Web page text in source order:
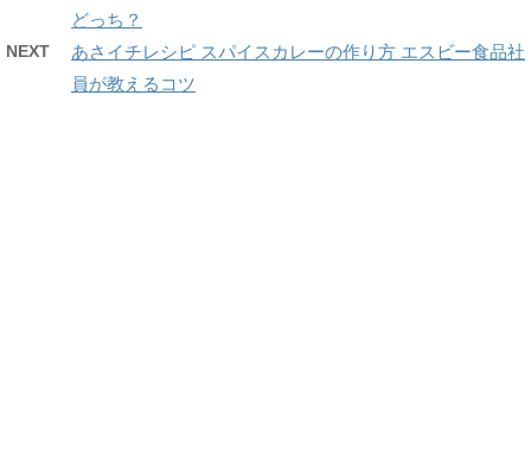
どっち？
NEXT
あさイチレシピ スパイスカレーの作り方 エスビー食品社
員が教えるコツ